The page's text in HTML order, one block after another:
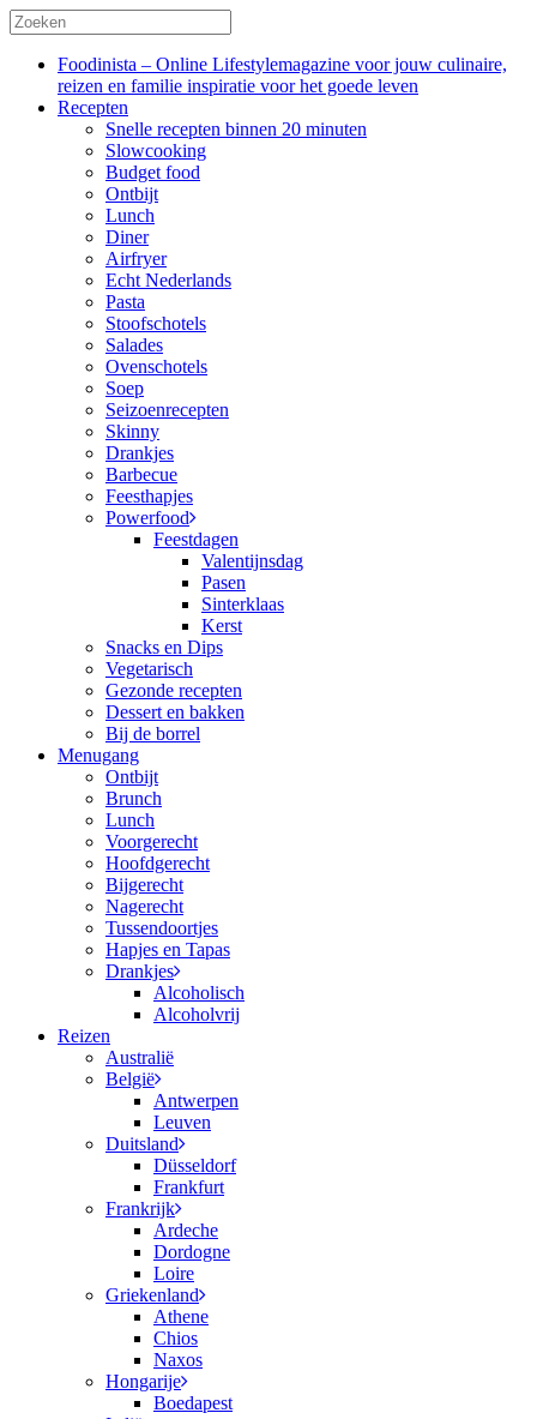
Foodinista – Online Lifestylemagazine voor jouw culinaire,
reizen en familie inspiratie voor het goede leven
Recepten
Snelle recepten binnen 20 minuten
Slowcooking
Budget food
Ontbijt
Lunch
Diner
Airfryer
Echt Nederlands
Pasta
Stoofschotels
Salades
Ovenschotels
Soep
Seizoenrecepten
Skinny
Drankjes
Barbecue
Feesthapjes
Powerfood
Feestdagen
Valentijnsdag
Pasen
Sinterklaas
Kerst
Snacks en Dips
Vegetarisch
Gezonde recepten
Dessert en bakken
Bij de borrel
Menugang
Ontbijt
Brunch
Lunch
Voorgerecht
Hoofdgerecht
Bijgerecht
Nagerecht
Tussendoortjes
Hapjes en Tapas
Drankjes
Alcoholisch
Alcoholvrij
Reizen
Australië
België
Antwerpen
Leuven
Duitsland
Düsseldorf
Frankfurt
Frankrijk
Ardeche
Dordogne
Loire
Griekenland
Athene
Chios
Naxos
Hongarije
Boedapest